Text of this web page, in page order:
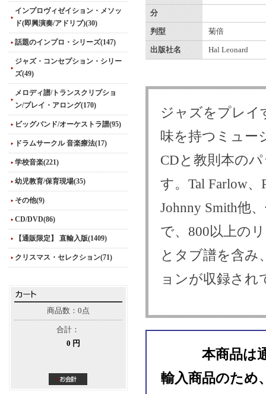
インプロヴィゼイション・メソッ
ド(即興演奏/アドリブ)(30)
話題のインプロ・シリーズ(147)
ジャズ・コンセプション・シリー
ズ(49)
メロディ譜/トランスクリプショ
ン/プレイ・アロング(170)
ビッグバンド/オーケストラ譜(95)
ドラムサークル 音楽療法(17)
学校音楽(221)
幼児教育/保育現場(35)
その他(9)
CD/DVD(86)
【通販限定】 直輸入版(1409)
クリスマス・セレクション(71)
商品数：0点
合計：
0 円
分
判型 菊倍
出版社名 Hal Leonard
ジャズをプレイ
味を持つミュー
CDと教則本の
す。Tal Farlow、
Johnny Smith他
で、800以上の
とタブ譜を含み
ョンが収録され
本商品は
輸入商品のため